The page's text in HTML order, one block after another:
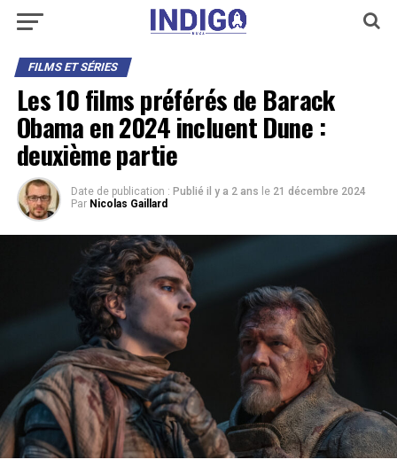
FILMS ET SÉRIES
Les 10 films préférés de Barack
Obama en 2024 incluent Dune :
deuxième partie
Date de publication : Publié il y a 2 ans le 21 décembre 2024
Par Nicolas Gaillard